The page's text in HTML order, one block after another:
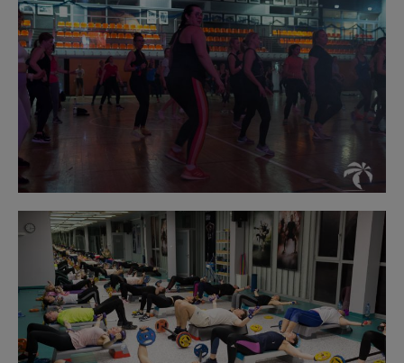
bez
opisu
Obraz